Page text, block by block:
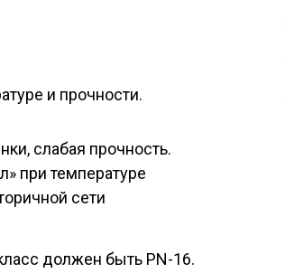
и прочности.
слабая прочность.
при температуре
сети
должен быть PN-16.